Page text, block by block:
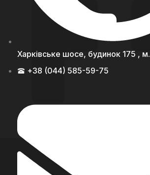
Харківське шосе, будинок 175 , м.
+38 (044) 585-59-75